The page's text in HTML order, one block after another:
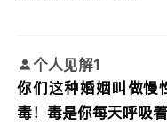
个人见解1
你们这种婚姻叫做慢
毒！毒是你每天呼吸